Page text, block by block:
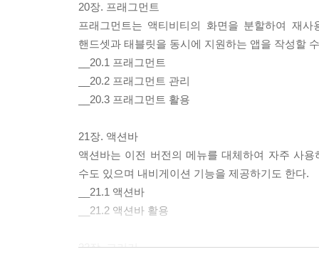
20장. 프래그먼트
프래그먼트는 액티비티의 화면을 분할하여 재
핸드셋과 태블릿을 동시에 지원하는 앱을 작성할
__20.1 프래그먼트
__20.2 프래그먼트 관리
__20.3 프래그먼트 활용
21장. 액션바
액션바는 이전 버전의 메뉴를 대체하여 자주 사
수도 있으며 내비게이션 기능을 제공하기도 한다.
__21.1 액션바
__21.2 액션바 활용
22장. 그리기